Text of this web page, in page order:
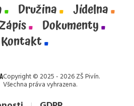
Družina
Jídelna
Dokumenty
Kontakt
Copyright © 2025 - 2026 ZŠ Pivín.
Všechna práva vyhrazena.